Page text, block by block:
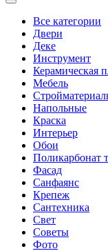
Все категории
Двери
Деке
Инструмент
Керамическая
Мебель
Напольные
Краска
Интерьер
Обои
Поликарбонат
Фасад
Санфаянс
Крепеж
Сантехника
Свет
Советы
Фото